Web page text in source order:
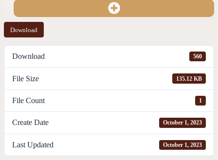
Download
Download 560
File Size 135.12 KB
File Count 1
Create Date October 1, 2023
Last Updated October 1, 2023